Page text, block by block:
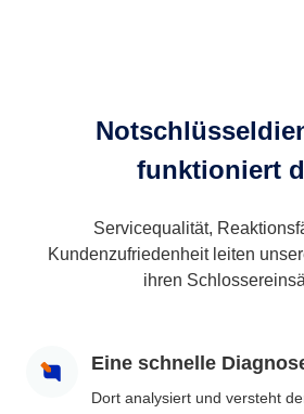
funktioniert
Servicequalität,
Kundenzufriedenheit leiten
ihren
Eine schnelle
Dort analysiert und versteht